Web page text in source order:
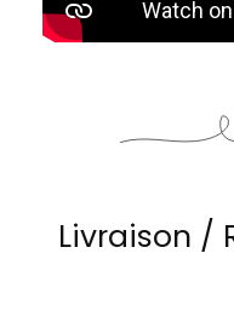
Livraison /